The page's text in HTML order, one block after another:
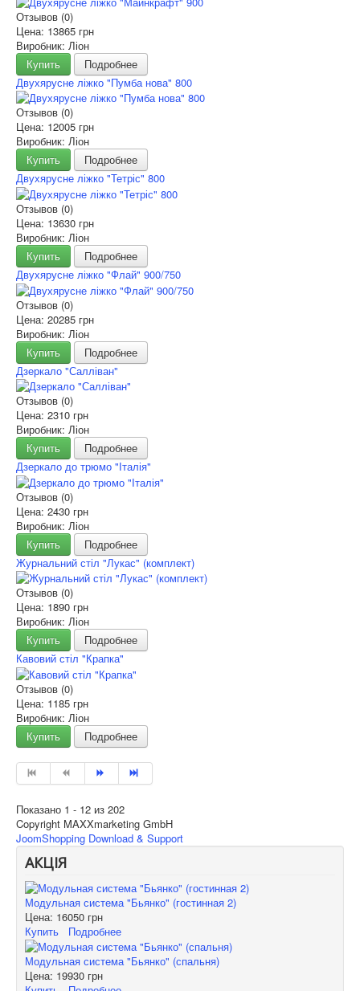
Отзывов (0)
Цена: 13865 грн
Виробник: Ліон
Купить
Подробнее
Двухярусне ліжко "Пумба нова" 800
Отзывов (0)
Цена: 12005 грн
Виробник: Ліон
Купить
Подробнее
Двухярусне ліжко "Тетріс" 800
Отзывов (0)
Цена: 13630 грн
Виробник: Ліон
Купить
Подробнее
Двухярусне ліжко "Флай" 900/750
Отзывов (0)
Цена: 20285 грн
Виробник: Ліон
Купить
Подробнее
Дзеркало "Салліван"
Отзывов (0)
Цена: 2310 грн
Виробник: Ліон
Купить
Подробнее
Дзеркало до трюмо "Італія"
Отзывов (0)
Цена: 2430 грн
Виробник: Ліон
Купить
Подробнее
Журнальний стіл "Лукас" (комплект)
Отзывов (0)
Цена: 1890 грн
Виробник: Ліон
Купить
Подробнее
Кавовий стіл "Крапка"
Отзывов (0)
Цена: 1185 грн
Виробник: Ліон
Купить
Подробнее
Показано 1 - 12 из 202
Copyright MAXXmarketing GmbH
JoomShopping Download & Support
АКЦІЯ
Модульная система "Бьянко" (гостинная 2)
Цена: 16050 грн
Купить
Подробнее
Модульная система "Бьянко" (спальня)
Цена: 19930 грн